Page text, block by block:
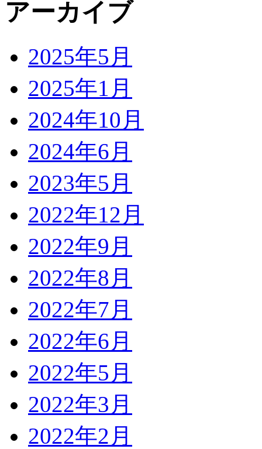
アーカイブ
2025年5月
2025年1月
2024年10月
2024年6月
2023年5月
2022年12月
2022年9月
2022年8月
2022年7月
2022年6月
2022年5月
2022年3月
2022年2月